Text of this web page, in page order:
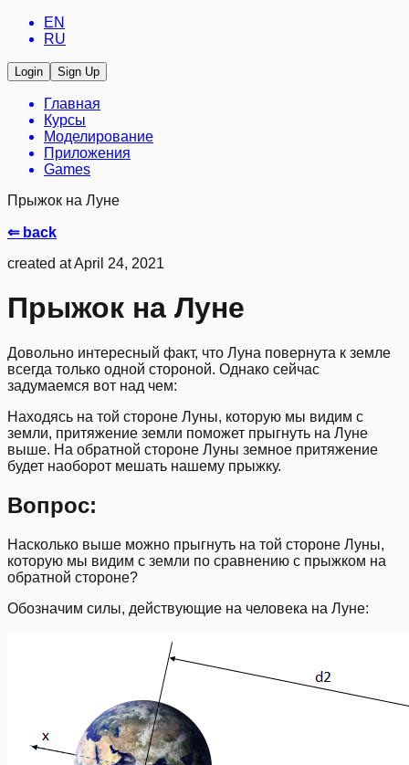
EN
RU
Login Sign Up
Главная
Курсы
Моделирование
Приложения
Games
Прыжок на Луне
⇐ back
created at April 24, 2021
Прыжок на Луне
Довольно интересный факт, что Луна повернута к земле
всегда только одной стороной. Однако сейчас
задумаемся вот над чем:
Находясь на той стороне Луны, которую мы видим с
земли, притяжение земли поможет прыгнуть на Луне
выше. На обратной стороне Луны земное притяжение
будет наоборот мешать нашему прыжку.
Вопрос:
Насколько выше можно прыгнуть на той стороне Луны,
которую мы видим с земли по сравнению с прыжком на
обратной стороне?
Обозначим силы, действующие на человека на Луне: